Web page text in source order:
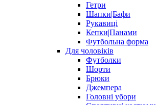
Гетри
Шапки|Бафи
Рукавиці
Кепки|Панами
Футбольна форма
Для чоловіків
Футболки
Шорти
Брюки
Джемпера
Головні убори